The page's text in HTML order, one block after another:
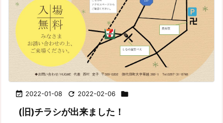
 2022-01-08  2022-02-06 
(旧)チラシが出来ました！